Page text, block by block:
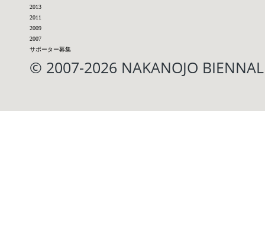
2013
2011
2009
2007
サポーター募集
© 2007-2026 NAKANOJO